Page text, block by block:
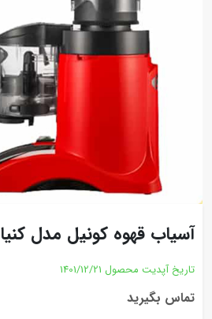
آسیاب قهوه کونیل مدل کنیا
تاریخ آپدیت محصول 1401/12/21
تماس بگیرید